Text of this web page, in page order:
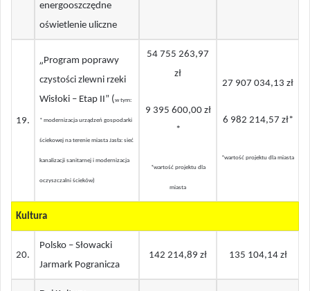
energooszczędne
oświetlenie uliczne
19.
„Program poprawy
czystości zlewni rzeki
Wisłoki – Etap II” (w tym:
* modernizacja urządzeń gospodarki
ściekowej na terenie miasta Jasła: sieć
kanalizacji sanitarnej i modernizacja
oczyszczalni ścieków)
54 755 263,97
zł
9 395 600,00 zł
*
*wartość projektu dla
miasta
27 907 034,13 zł
6 982 214,57 zł*
*wartość projektu dla miasta
Kultura
20.
Polsko – Słowacki
Jarmark Pogranicza
142 214,89 zł 135 104,14 zł